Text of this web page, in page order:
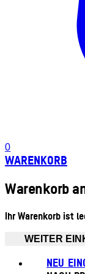
0
WARENKORB
Warenkorb
Ihr Warenkorb ist
WEITER
NEU